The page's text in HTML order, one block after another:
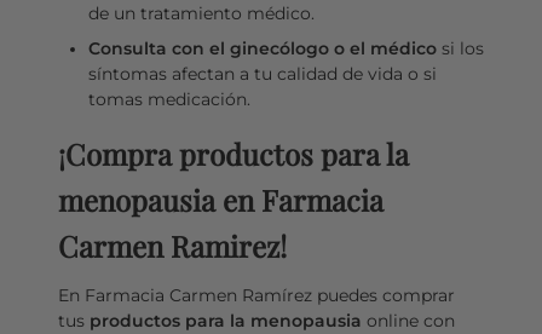
de un tratamiento médico.
Consulta con el ginecólogo o el médicosi los
síntomas afectan a tu calidad de vida o si
tomas medicación.
¡Compra productos para la
menopausia en Farmacia
Carmen Ramirez!
En Farmacia Carmen Ramírez puedes comprar
tus productos para la menopausia online con